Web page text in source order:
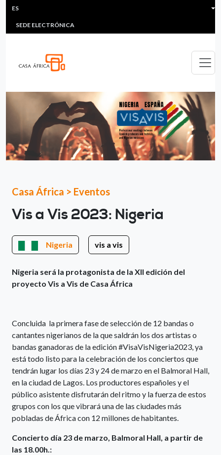
Pasar al contenido principal
HEADER MENU
MULTIMEDIA
SEDE ELECTRÓNICA
ES
Casa África > Eventos
Vis a Vis 2023: Nigeria
Nigeria vis a vis
Nigeria será la protagonista de la XII edición del
proyecto Vis a Vis de Casa África
Concluida la primera fase de selección de 12 bandas o
cantantes nigerianos de la que saldrán los dos artistas o
bandas ganadoras de la edición #VisaVisNigeria2023, ya
está todo listo para la celebración de los conciertos que
tendrán lugar los días 23 y 24 de marzo en el Balmoral Hall,
en la ciudad de Lagos. Los productores españoles y el
público asistente disfrutarán del ritmo y la fuerza de estos
grupos con los que vibrará una de las ciudades más
pobladas de África con 12 millones de habitantes.
Concierto día 23 de marzo, Balmoral Hall, a partir de
las 18.00h.: